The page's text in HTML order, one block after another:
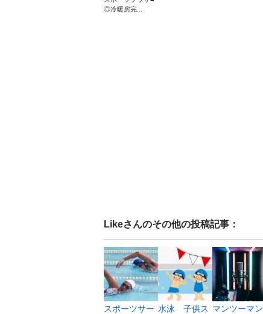
◎冷暖房完...
Likeさんのその他の投稿記事：
スポーツサー 水泳 子供ス マンツーマン